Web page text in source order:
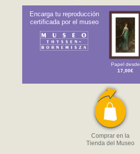
Encarga tu reproducción
certificada por el museo
Papel desde
17,00€
Comprar en la
Tienda del Museo